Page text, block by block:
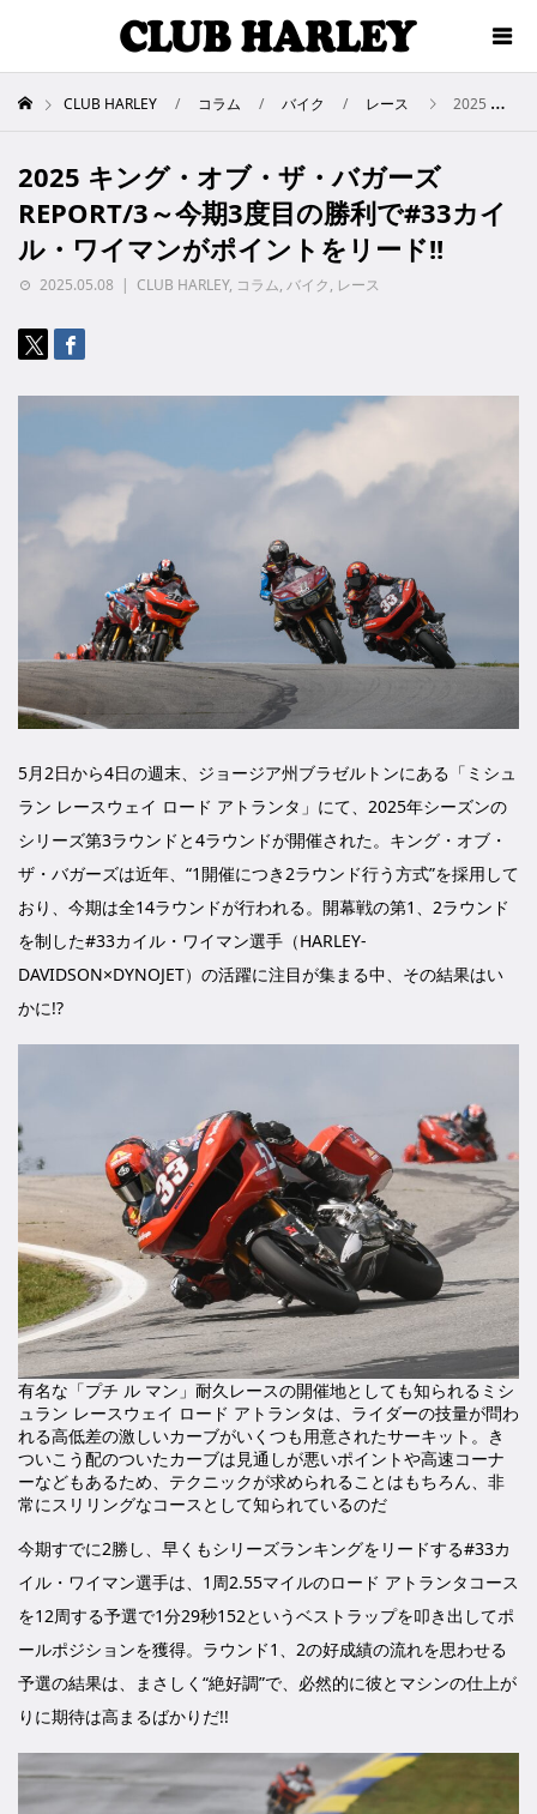
CLUB HARLEY コラム バイク レース 2025 キング・オブ・ザ・バガーズREPORT/3～今期3度目の勝利で#33カイル・ワイマンがポイントをリード!!
2025 キング・オブ・ザ・バガーズ
REPORT/3～今期3度目の勝利で#33カイ
ル・ワイマンがポイントをリード!!
2025.05.08 CLUB HARLEY, コラム, バイク, レース
5月2日から4日の週末、ジョージア州ブラゼルトンにある「ミシュ
ラン レースウェイ ロード アトランタ」にて、2025年シーズンの
シリーズ第3ラウンドと4ラウンドが開催された。キング・オブ・
ザ・バガーズは近年、“1開催につき2ラウンド行う方式”を採用して
おり、今期は全14ラウンドが行われる。開幕戦の第1、2ラウンド
を制した#33カイル・ワイマン選手（HARLEY-
DAVIDSON×DYNOJET）の活躍に注目が集まる中、その結果はい
かに!?
有名な「プチ ル マン」耐久レースの開催地としても知られるミシ
ュラン レースウェイ ロード アトランタは、ライダーの技量が問わ
れる高低差の激しいカーブがいくつも用意されたサーキット。き
ついこう配のついたカーブは見通しが悪いポイントや高速コーナ
ーなどもあるため、テクニックが求められることはもちろん、非
常にスリリングなコースとして知られているのだ
今期すでに2勝し、早くもシリーズランキングをリードする#33カ
イル・ワイマン選手は、1周2.55マイルのロード アトランタコース
を12周する予選で1分29秒152というベストラップを叩き出してポ
ールポジションを獲得。ラウンド1、2の好成績の流れを思わせる
予選の結果は、まさしく“絶好調”で、必然的に彼とマシンの仕上が
りに期待は高まるばかりだ!!